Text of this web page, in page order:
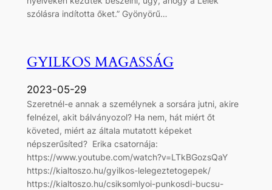
szólásra indította őket.” Gyönyörű…
GYILKOS MAGASSÁG
2023-05-29
Szeretnél-e annak a személynek a sorsára jutni, akire
felnézel, akit bálványozol? Ha nem, hát miért őt
követed, miért az általa mutatott képeket
népszerűsíted? Erika csatornája:
https://www.youtube.com/watch?v=LTkBGozsQaY
https://kialtoszo.hu/gyilkos-lelegeztetogepek/
https://kialtoszo.hu/csiksomlyoi-punkosdi-bucsu-